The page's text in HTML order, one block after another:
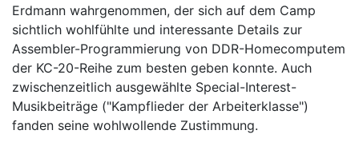
Erdmann wahrgenommen, der sich auf dem Camp
sichtlich wohlfühlte und interessante Details zur
Assembler-Programmierung von DDR-Homecomputem
der KC-20-Reihe zum besten geben konnte. Auch
zwischenzeitlich ausgewählte Special-Interest-
Musikbeiträge ("Kampflieder der Arbeiterklasse")
fanden seine wohlwollende Zustimmung.